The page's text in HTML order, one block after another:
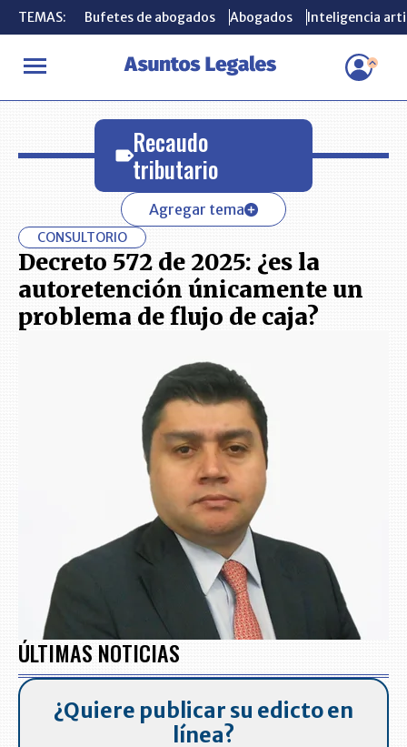
TEMAS: Bufetes de abogados Abogados Inteligencia
INICIO Recaudo tributario
TEMAS: Bufetes de abogados Abogados Inteligencia
Recaudo
tributario
Agregar tema
CONSULTORIO
Decreto 572 de 2025: ¿es la
autoretención únicamente un
problema de flujo de caja?
ÚLTIMAS NOTICIAS
¿Quiere publicar su edicto en
línea?